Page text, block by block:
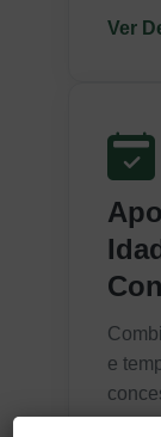
Ver
e